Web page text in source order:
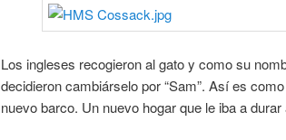
Los ingleses recogieron al gato y como su
decidieron cambiárselo por “Sam”. Así es
nuevo barco. Un nuevo hogar que le iba a